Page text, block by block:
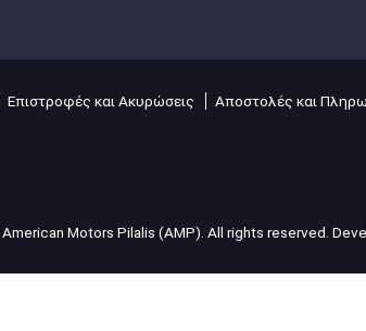
Επιστροφές και Ακυρώσεις Αποστολές και
Motors Pilalis (AMP). All rights reserved.